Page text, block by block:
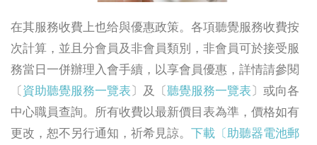
在其服務收費上也给與優惠政策。各項聽覺服務收費按
次計算，並且分會員及非會員類別，非會員可於接受服
務當日一併辦理入會手續，以享會員優惠，詳情請參閱
〔資助聽覺服務一覽表〕及〔聽覺服務一覽表〕或向各
中心職員查詢。所有收費以最新價目表為準，價格如有
更改，恕不另行通知，祈希見諒。 下載〔助聽器電池郵